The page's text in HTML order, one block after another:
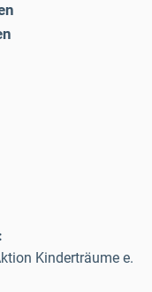
Kinderträume e.